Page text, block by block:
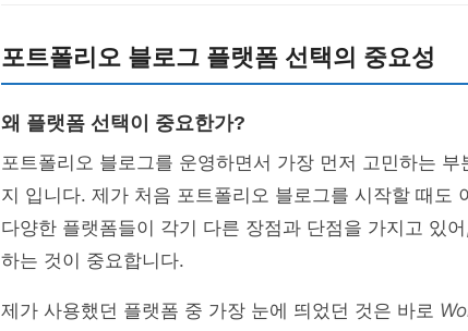
포트폴리오 블로그 플랫폼 선택의 중요성
왜 플랫폼 선택이 중요한가?
포트폴리오 블로그를 운영하면서 가장 먼저 고민하는 부
지 입니다. 제가 처음 포트폴리오 블로그를 시작할 때도
다양한 플랫폼들이 각기 다른 장점과 단점을 가지고 있
하는 것이 중요합니다.
제가 사용했던 플랫폼 중 가장 눈에 띄었던 것은 바로